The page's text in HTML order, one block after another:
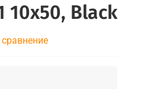
10х50, Black